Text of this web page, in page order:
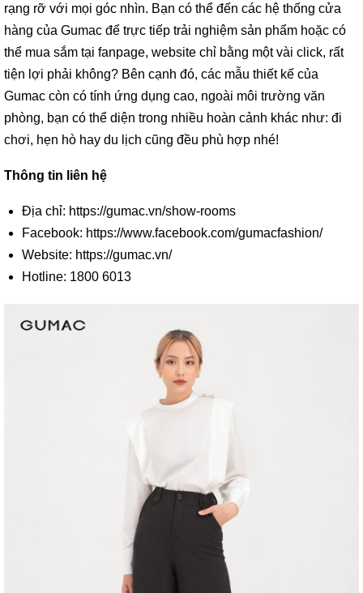
rạng rỡ với mọi góc nhìn. Bạn có thể đến các hệ thống cửa
hàng của Gumac để trực tiếp trải nghiệm sản phẩm hoặc có
thể mua sắm tại fanpage, website chỉ bằng một vài click, rất
tiện lợi phải không? Bên cạnh đó, các mẫu thiết kế của
Gumac còn có tính ứng dụng cao, ngoài môi trường văn
phòng, bạn có thể diện trong nhiều hoàn cảnh khác như: đi
chơi, hẹn hò hay du lịch cũng đều phù hợp nhé!
Thông tin liên hệ
Địa chỉ: https://gumac.vn/show-rooms
Facebook: https://www.facebook.com/gumacfashion/
Website: https://gumac.vn/
Hotline: 1800 6013